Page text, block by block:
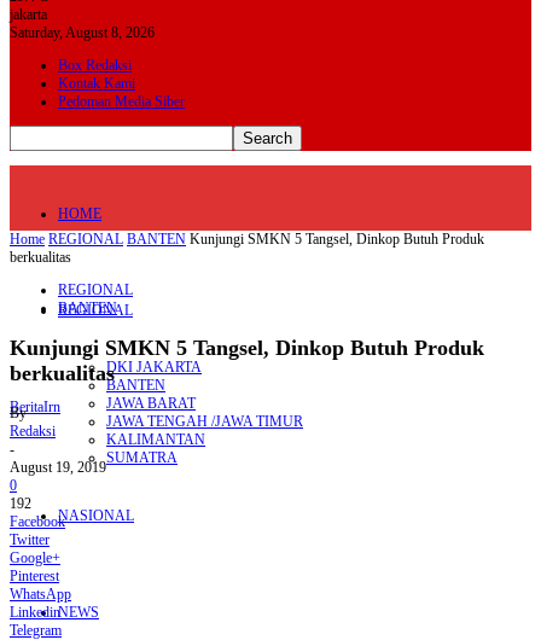
jakarta
Saturday, August 8, 2026
Box Redaksi
Kontak Kami
Pedoman Media Siber
BeritaIrn
HOME
REGIONAL
DKI JAKARTA
BANTEN
JAWA BARAT
JAWA TENGAH /JAWA TIMUR
KALIMANTAN
SUMATRA
NASIONAL
NEWS
Home REGIONAL BANTEN Kunjungi SMKN 5 Tangsel, Dinkop Butuh Produk
berkualitas
REGIONAL
BANTEN
Kunjungi SMKN 5 Tangsel, Dinkop Butuh Produk
berkualitas
By
Redaksi
-
August 19, 2019
0
192
Facebook
Twitter
Google+
Pinterest
WhatsApp
Linkedin
Telegram